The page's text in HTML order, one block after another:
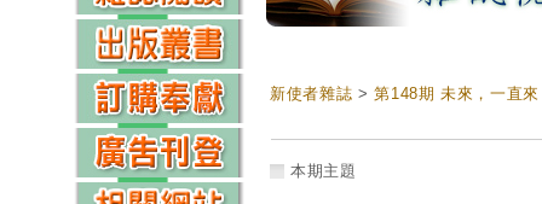
新使者雜誌 >第148期 未來，一直來
本期主題